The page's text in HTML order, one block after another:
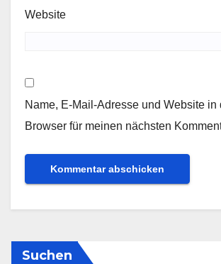
Website
Name, E-Mail-Adresse und Website in
Browser für meinen nächsten
Suchen